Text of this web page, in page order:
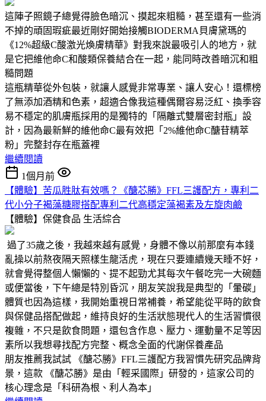
這陣子照鏡子總覺得臉色暗沉、摸起來粗糙，甚至還有一些消
不掉的頑固瑕疵最近剛好開始接觸BIODERMA貝膚黛瑪的
《12%超級C酸激光煥膚精華》對我來說最吸引人的地方，就
是它把維他命C和酸類保養結合在一起，能同時改善暗沉和粗
糙問題
這瓶精華從外包裝，就讓人感覺非常專業、讓人安心！還標榜
了無添加酒精和色素，超適合像我這種偶爾容易泛紅、換季容
易不穩定的肌膚瓶採用的是獨特的「隔離式雙層密封瓶」設
計，因為最新鮮的維他命C最有效把「2%維他命C醣苷精萃
粉」完整封存在瓶蓋裡
繼續閱讀
1個月前
【體驗】苦瓜胜肽有效嗎？《醣芯勝》FFL三護配方，專利二
代小分子褐藻糖膠搭配專利二代高穩定藻褐素及左旋肉鹼
【體驗】保健食品 生活綜合
過了35歲之後，我越來越有感覺，身體不像以前那麼有本錢
亂操以前熬夜隔天照樣生龍活虎，現在只要連續幾天睡不好，
就會覺得整個人懶懶的、提不起勁尤其每次午餐吃完一大碗麵
或便當後，下午總是特別昏沉，朋友笑說我是典型的「暈碳」
體質也因為這樣，我開始重視日常補養，希望能從平時的飲食
與保健品搭配做起，維持良好的生活狀態現代人的生活習慣很
複雜，不只是飲食問題，還包含作息、壓力、運動量不足等因
素所以我想尋找配方完整、概念全面的代謝保養產品
朋友推薦我試試 《醣芯勝》FFL三護配方我習慣先研究品牌背
景，這款 《醣芯勝》是由「輕采國際」研發的，這家公司的
核心理念是「科研為根、利人為本」